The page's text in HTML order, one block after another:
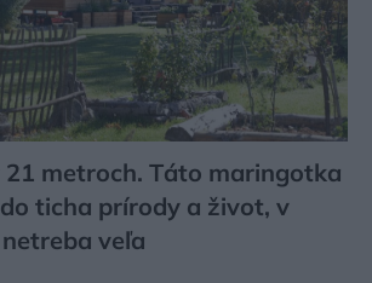
21 metroch. Táto maringotka
ticha prírody a život, v
veľa